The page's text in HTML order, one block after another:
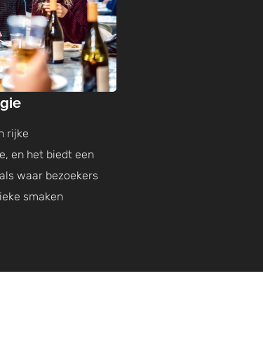
rijke
en het biedt een
waar bezoekers
smaken